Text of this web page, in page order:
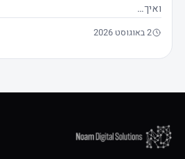
ואיך…
2 באוגוסט 2026